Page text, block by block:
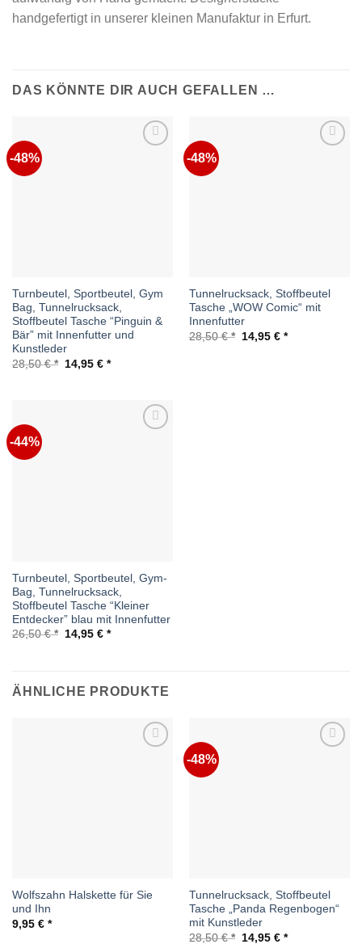
handgefertigt in unserer kleinen Manufaktur in Erfurt.
DAS KÖNNTE DIR AUCH GEFALLEN …
-48%
Turnbeutel, Sportbeutel, Gym
Bag, Tunnelrucksack,
Stoffbeutel Tasche “Pinguin &
Bär” mit Innenfutter und
Kunstleder
28,50€
Ursprünglicher
Preis
14,95 € Aktueller
-48%
Tunnelrucksack, Stoffbeutel
Tasche „WOW Comic“ mit
Innenfutter
28,50€
Ursprünglicher
Preis
14,95 € Aktueller
-44%
Turnbeutel, Sportbeutel, Gym-
Bag, Tunnelrucksack,
Stoffbeutel Tasche “Kleiner
Entdecker” blau mit Innenfutter
26,50€
Ursprünglicher
14,95 € Aktueller
ÄHNLICHE PRODUKTE
Wolfszahn Halskette für Sie
und Ihn
9,95 €
-48%
Tunnelrucksack, Stoffbeutel
Tasche „Panda Regenbogen“
mit Kunstleder
28,50€
Ursprünglicher
14,95 € Aktueller